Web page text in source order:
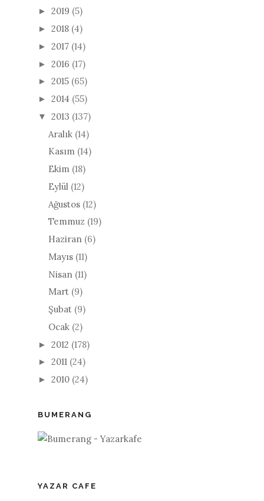
► 2019 (5)
► 2018 (4)
► 2017 (14)
► 2016 (17)
► 2015 (65)
► 2014 (55)
▼ 2013 (137)
Aralık (14)
Kasım (14)
Ekim (18)
Eylül (12)
Ağustos (12)
Temmuz (19)
Haziran (6)
Mayıs (11)
Nisan (11)
Mart (9)
Şubat (9)
Ocak (2)
► 2012 (178)
► 2011 (24)
► 2010 (24)
BUMERANG
YAZAR CAFE